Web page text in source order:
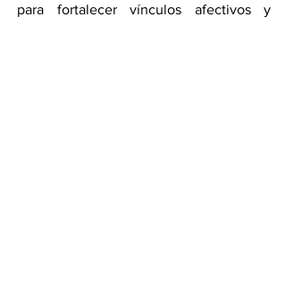
para fortalecer vínculos afectivos y